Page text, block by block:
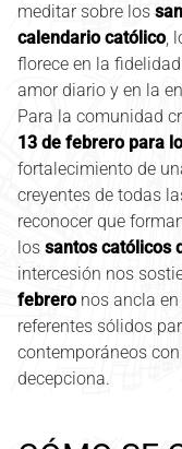
meditar sobre los
calendario católico,
florece en la
amor diario y en la
Para la comunidad
13 de febrero para
fortalecimiento de
creyentes de todas
reconocer que
los santos católicos
intercesión nos
febreronos ancla en
referentes sólidos
contemporáneos
decepciona.